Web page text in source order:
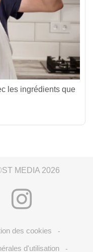
les ingrédients que
MEDIA 2026
des cookies -
d'utilisation -